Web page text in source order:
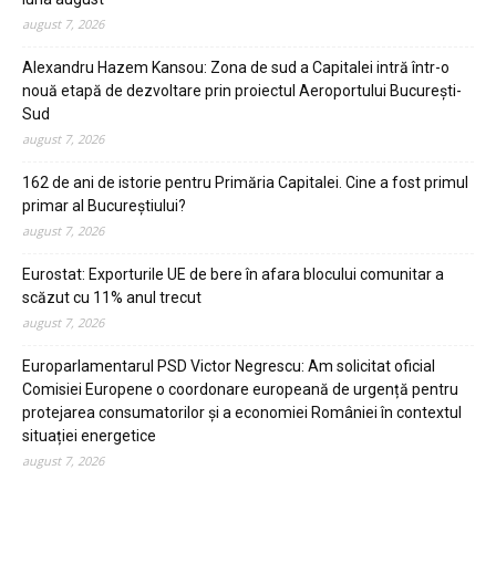
august 7, 2026
Alexandru Hazem Kansou: Zona de sud a Capitalei intră într-o
nouă etapă de dezvoltare prin proiectul Aeroportului București-
Sud
august 7, 2026
162 de ani de istorie pentru Primăria Capitalei. Cine a fost primul
primar al Bucureștiului?
august 7, 2026
Eurostat: Exporturile UE de bere în afara blocului comunitar a
scăzut cu 11% anul trecut
august 7, 2026
Europarlamentarul PSD Victor Negrescu: Am solicitat oficial
Comisiei Europene o coordonare europeană de urgență pentru
protejarea consumatorilor și a economiei României în contextul
situației energetice
august 7, 2026